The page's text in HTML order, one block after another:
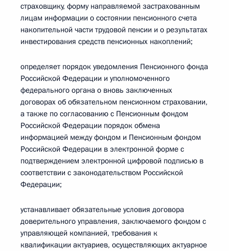
страховщику, форму направляемой застрахованным
лицам информации о состоянии пенсионного счета
накопительной части трудовой пенсии и о результатах
инвестирования средств пенсионных накоплений;
определяет порядок уведомления Пенсионного фонда
Российской Федерации и уполномоченного
федерального органа о вновь заключенных
договорах об обязательном пенсионном страховании,
а также по согласованию с Пенсионным фондом
Российской Федерации порядок обмена
информацией между фондом и Пенсионным фондом
Российской Федерации в электронной форме с
подтверждением электронной цифровой подписью в
соответствии с законодательством Российской
Федерации;
устанавливает обязательные условия договора
доверительного управления, заключаемого фондом с
управляющей компанией, требования к
квалификации актуариев, осуществляющих актуарное